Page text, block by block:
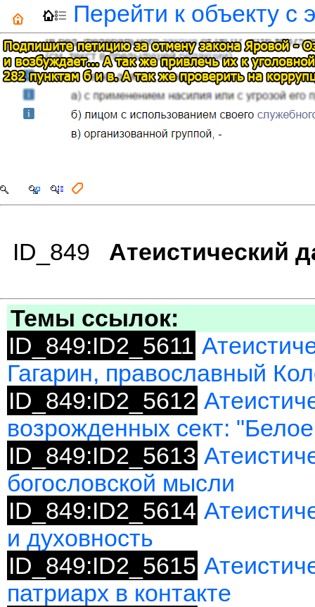
Перейти к объекту с
ID_849 Атеистический
Темы ссылок:
ID_849:ID2_5611
Гагарин, православный
ID_849:ID2_5612
возрожденных сект:
ID_849:ID2_5613
богословской мысли
ID_849:ID2_5614
и духовность
ID_849:ID2_5615
патриарх в контакте